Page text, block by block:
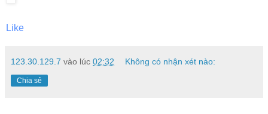
Like
123.30.129.7 vào lúc 02:32 Không có nhận xét nào:
Chia sẻ